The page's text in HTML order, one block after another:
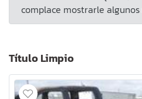
complace mostrarle
Título Limpio